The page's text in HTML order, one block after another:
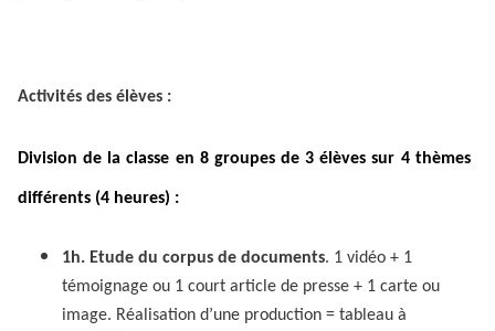
Activités des élèves :
Division de la classe en 8 groupes de 3 élèves sur 4 thèmes
différents (4 heures) :
1h. Etude du corpus de documents. 1 vidéo + 1
témoignage ou 1 court article de presse + 1 carte ou
image. Réalisation d’une production = tableau à